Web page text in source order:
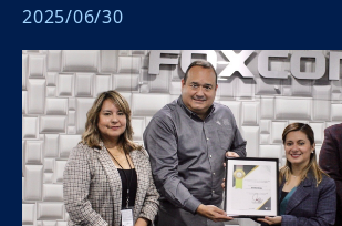
2025/06/30